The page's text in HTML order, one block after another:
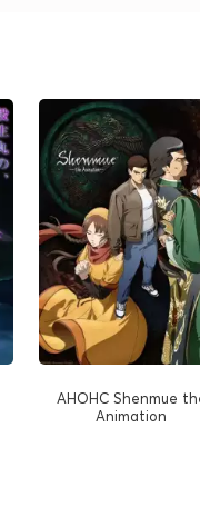
АНОНС Shenmue
Animation